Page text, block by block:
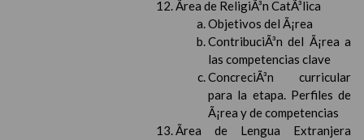
Ãrea de ReligiÃ³n CatÃ³lica
Objetivos del Ã¡rea
ContribuciÃ³n del Ã¡rea a
las competencias clave
ConcreciÃ³n curricular
para la etapa. Perfiles de
Ã¡rea y de competencias
Ãrea de Lengua Extranjera